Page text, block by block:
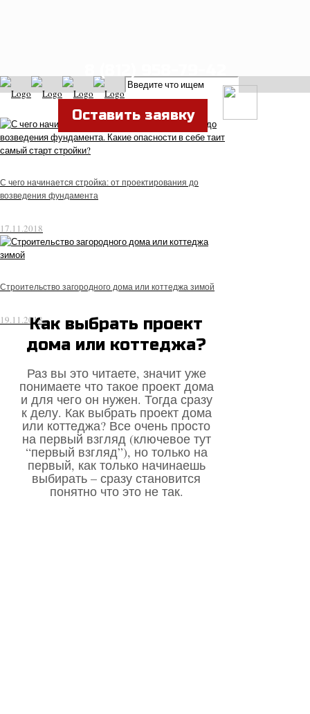
Оставить заявку
С чего начинается стройка: от проектирования до
возведения фундамента
17.11.2018
Строительство загородного дома или коттеджа зимой
19.11.2018Как выбрать проект
дома или коттеджа?
Раз вы это читаете, значит уже
понимаете что такое проект дома
и для чего он нужен. Тогда сразу
к делу. Как выбрать проект дома
или коттеджа? Все очень просто
на первый взгляд (ключевое тут
“первый взгляд”), но только на
первый, как только начинаешь
выбирать – сразу становится
понятно что это не так.